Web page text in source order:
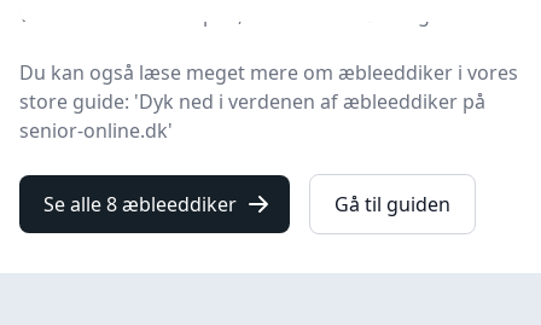
vil finde den bedste pris, så finder du løsningen her.
Du kan også læse meget mere om æbleeddiker i vores
store guide: 'Dyk ned i verdenen af æbleeddiker på
senior-online.dk'
Se alle 8 æbleeddiker Gå til guiden